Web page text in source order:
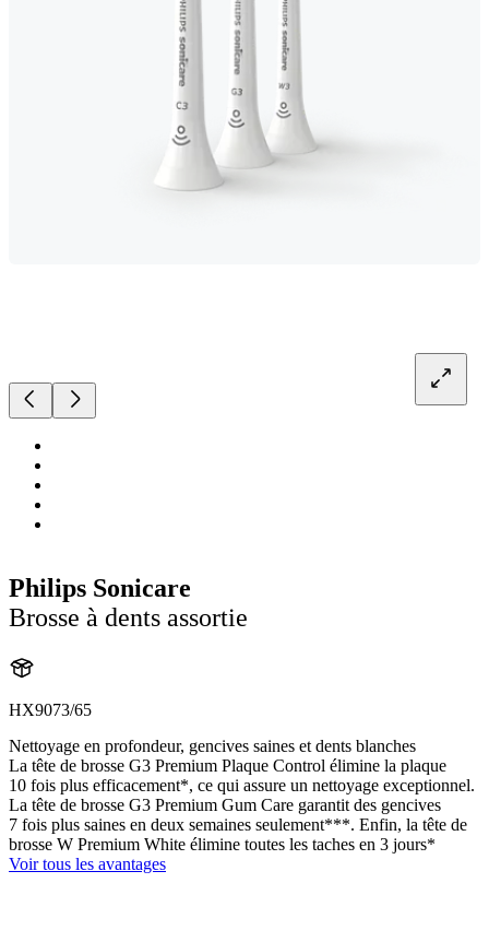
Philips Sonicare
Brosse à dents assortie
HX9073/65
Nettoyage en profondeur, gencives saines et dents blanches
La tête de brosse G3 Premium Plaque Control élimine la plaque
10 fois plus efficacement*, ce qui assure un nettoyage exceptionnel.
La tête de brosse G3 Premium Gum Care garantit des gencives
7 fois plus saines en deux semaines seulement***. Enfin, la tête de
brosse W Premium White élimine toutes les taches en 3 jours*
Voir tous les avantages